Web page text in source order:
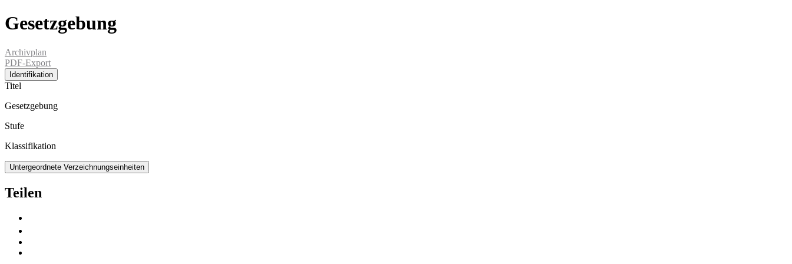
Gesetzgebung
Archivplan
PDF-Export
Identifikation
Titel
Gesetzgebung
Stufe
Klassifikation
Untergeordnete Verzeichnungseinheiten
Teilen